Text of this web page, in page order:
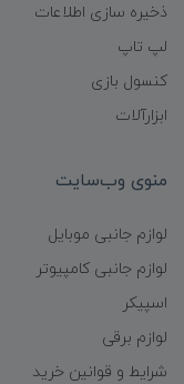
ذخیره سازی اطلاعات
لپ تاپ
کنسول بازی
ابزارآلات
منوی وب‌سایت
لوازم جانبی موبایل
لوازم جانبی کامپیوتر
اسپیکر
لوازم برقی
شرایط و قوانین خرید